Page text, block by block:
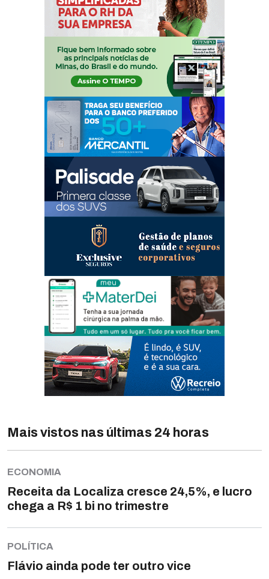
Mais vistos nas últimas 24 horas
ECONOMIA
Receita da Localiza cresce 24,5%, e lucro
chega a R$ 1 bi no trimestre
POLÍTICA
Flávio ainda pode ter outro vice